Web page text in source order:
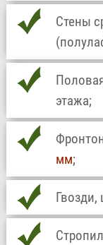
Стены
этажа;
мм;
Гвозди,